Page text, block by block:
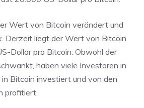
Wert von Bitcoin verändert und
Derzeit liegt der Wert von Bitcoin
Dollar pro Bitcoin. Obwohl der
haben viele Investoren in
Bitcoin investiert und von den
profitiert.